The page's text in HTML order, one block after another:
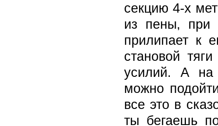
секцию 4-х
из пены, при
прилипает к
становой
усилий. А на
можно
все это в
ты бегаешь